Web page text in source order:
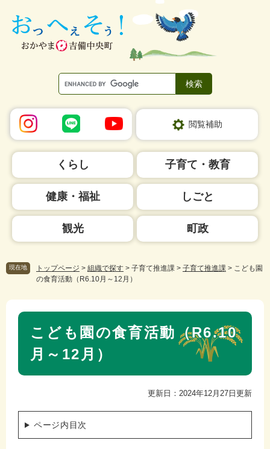
閲覧補助
くらし 子育て・教育
健康・福祉 しごと
観光 町政
現在地 トップページ > 組織で探す > 子育て推進課 > 子育て推進課 > こども園
の食育活動（R6.10月～12月）
本
こども園の食育活動（R6.10
月～12月）
更新日：2024年12月27日更新
ページ内目次